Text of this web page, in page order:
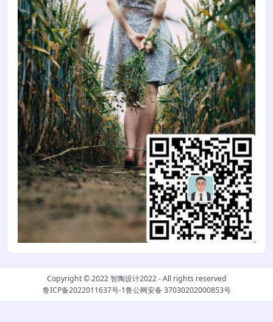
Copyright © 2022智陶设计2022- All rights reserved
鲁ICP备2022011637号-1鲁公网安备 37030202000853号